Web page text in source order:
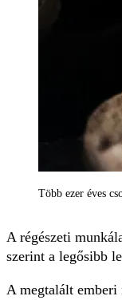
Több ezer éves
A régészeti
szerint a legősibb
A megtalált emberi